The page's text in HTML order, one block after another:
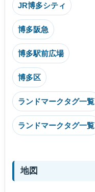
JR博多シティ
博多阪急
博多駅前広場
博多区
ランドマークタグ一覧
ランドマークタグ一覧
地図